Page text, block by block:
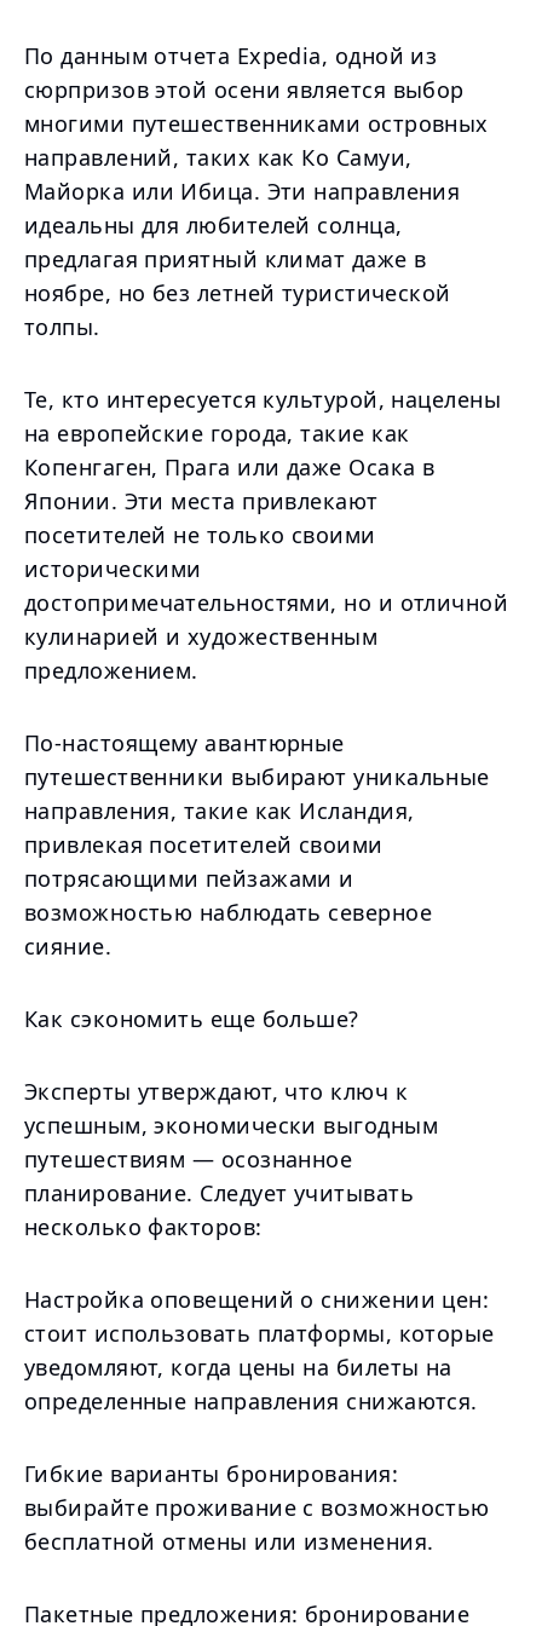
По данным отчета Expedia, одной из
сюрпризов этой осени является выбор
многими путешественниками островных
направлений, таких как Ко Самуи,
Майорка или Ибица. Эти направления
идеальны для любителей солнца,
предлагая приятный климат даже в
ноябре, но без летней туристической
толпы.
Те, кто интересуется культурой, нацелены
на европейские города, такие как
Копенгаген, Прага или даже Осака в
Японии. Эти места привлекают
посетителей не только своими
историческими
достопримечательностями, но и отличной
кулинарией и художественным
предложением.
По-настоящему авантюрные
путешественники выбирают уникальные
направления, такие как Исландия,
привлекая посетителей своими
потрясающими пейзажами и
возможностью наблюдать северное
сияние.
Как сэкономить еще больше?
Эксперты утверждают, что ключ к
успешным, экономически выгодным
путешествиям — осознанное
планирование. Следует учитывать
несколько факторов:
Настройка оповещений о снижении цен:
стоит использовать платформы, которые
уведомляют, когда цены на билеты на
определенные направления снижаются.
Гибкие варианты бронирования:
выбирайте проживание с возможностью
бесплатной отмены или изменения.
Пакетные предложения: бронирование